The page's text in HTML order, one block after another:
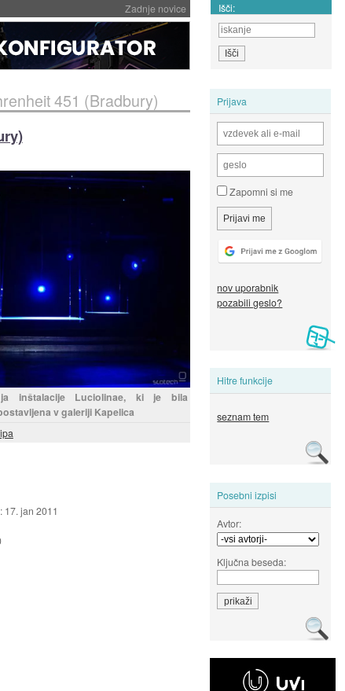
Zadnje novice Išči:
Prijava
Zapomni si me
nov uporabnik
pozabili geslo?
Hitre funkcije
seznam tem
Posebni izpisi
Avtor:
Ključna beseda:
451 (Bradbury)
inštalacije Luciolinae, ki je bila
v galeriji Kapelica
17. jan 2011